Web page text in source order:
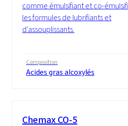
comme émulsifiant et co-
les formules de lubrifiants et
d'assouplissants.
Composition
Acides gras alcoxylés
Chemax CO-5